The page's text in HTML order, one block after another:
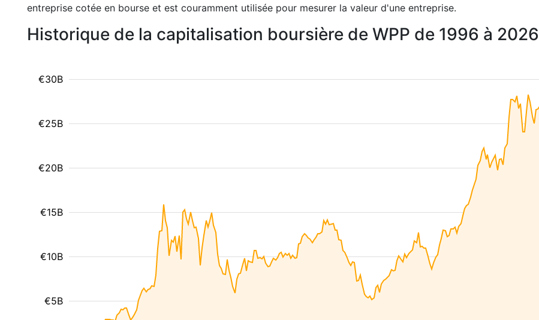
entreprise cotée en bourse et est couramment utilisée pour mesurer la valeur d'une entreprise.
Historique de la capitalisation boursière de WPP de 1996 à 2026
€5B
€10B
€15B
€20B
€25B
€30B